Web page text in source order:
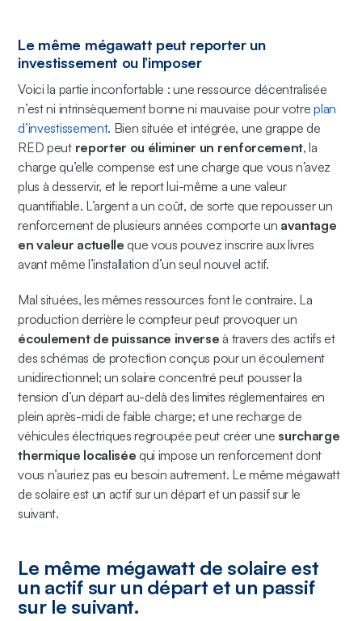
Le même mégawatt peut reporter un
investissement ou l’imposer
Voici la partie inconfortable : une ressource décentralisée
n’est ni intrinsèquement bonne ni mauvaise pour votreplan
d’investissement. Bien située et intégrée, une grappe de
RED peut reporter ou éliminer un renforcement, la
charge qu’elle compense est une charge que vous n’avez
plus à desservir, et le report lui-même a une valeur
quantifiable. L’argent a un coût, de sorte que repousser un
renforcement de plusieurs années comporte un avantage
en valeur actuelle que vous pouvez inscrire aux livres
avant même l’installation d’un seul nouvel actif.
Mal situées, les mêmes ressources font le contraire. La
production derrière le compteur peut provoquer un
écoulement de puissance inverse à travers des actifs et
des schémas de protection conçus pour un écoulement
unidirectionnel; un solaire concentré peut pousser la
tension d’un départ au-delà des limites réglementaires en
plein après-midi de faible charge; et une recharge de
véhicules électriques regroupée peut créer une surcharge
thermique localisée qui impose un renforcement dont
vous n’auriez pas eu besoin autrement. Le même mégawatt
de solaire est un actif sur un départ et un passif sur le
suivant.
Le même mégawatt de solaire est
un actif sur un départ et un passif
sur le suivant.